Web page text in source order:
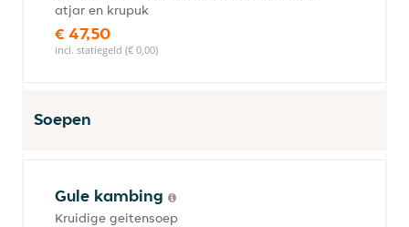
atjar en krupuk
€ 47,50
incl. statiegeld (€ 0,00)
Soepen
Gule kambing
Kruidige geitensoep